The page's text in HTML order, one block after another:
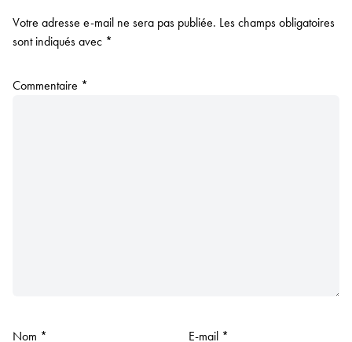
Votre adresse e-mail ne sera pas publiée. Les champs obligatoires
sont indiqués avec *
Commentaire *
Nom * E-mail *